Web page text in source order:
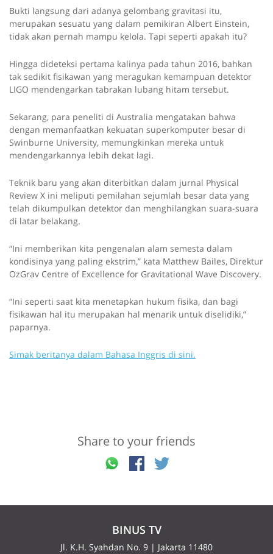
P
l
a
y
P
r
e
s
p
l
y
t
h
e
d
i
a
e
y
o
s
c
e
Bukti langsung dari adanya gelombang gravitasi itu,
merupakan sesuatu yang dalam pemikiran Albert Einstein,
tidak akan pernah mampu kelola. Tapi seperti apakah itu?
Hingga dideteksi pertama kalinya pada tahun 2016, bahkan
tak sedikit fisikawan yang meragukan kemampuan detektor
LIGO mendengarkan tabrakan lubang hitam tersebut.
Sekarang, para peneliti di Australia mengatakan bahwa
dengan memanfaatkan kekuatan superkomputer besar di
Swinburne University, memungkinkan mereka untuk
mendengarkannya lebih dekat lagi.
Teknik baru yang akan diterbitkan dalam jurnal Physical
Review X ini meliputi pemilahan sejumlah besar data yang
telah dikumpulkan detektor dan menghilangkan suara-suara
di latar belakang.
“Ini memberikan kita pengenalan alam semesta dalam
kondisinya yang paling ekstrim,” kata Matthew Bailes, Direktur
OzGrav Centre of Excellence for Gravitational Wave Discovery.
“Ini seperti saat kita menetapkan hukum fisika, dan bagi
fisikawan hal itu merupakan hal menarik untuk diselidiki,”
paparnya.
Simak beritanya dalam Bahasa Inggris di sini.
Share to your friends
BINUS TV
Jl. K.H. Syahdan No. 9 | Jakarta 11480